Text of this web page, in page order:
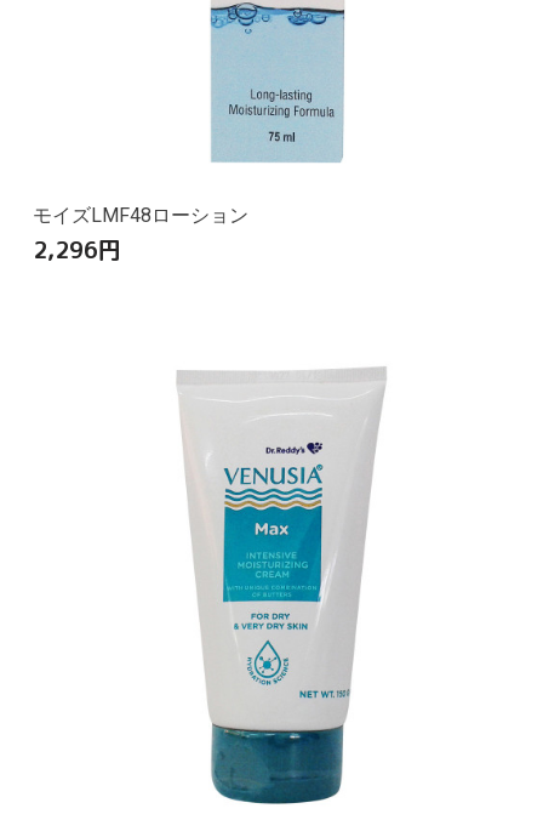
モイズLMF48ローション
2,296円